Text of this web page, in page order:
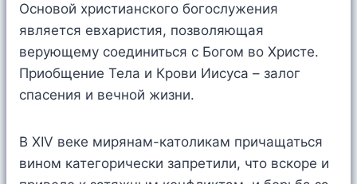
Основой христианского богослужения
является евхаристия, позволяющая
верующему соединиться с Богом во Христе.
Приобщение Тела и Крови Иисуса – залог
спасения и вечной жизни.
В XIV веке мирянам-католикам причащаться
вином категорически запретили, что вскоре и